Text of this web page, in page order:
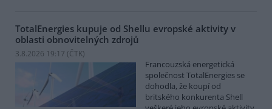
TotalEnergies kupuje od Shellu evropské aktivity v
oblasti obnovitelných zdrojů
3.8.2026 19:17 (ČTK)
Francouzská energetická
společnost TotalEnergies se
dohodla, že koupí od
britského konkurenta Shell